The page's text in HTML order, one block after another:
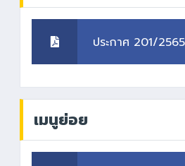
ประกาศ 201/2565
เมนูย่อย